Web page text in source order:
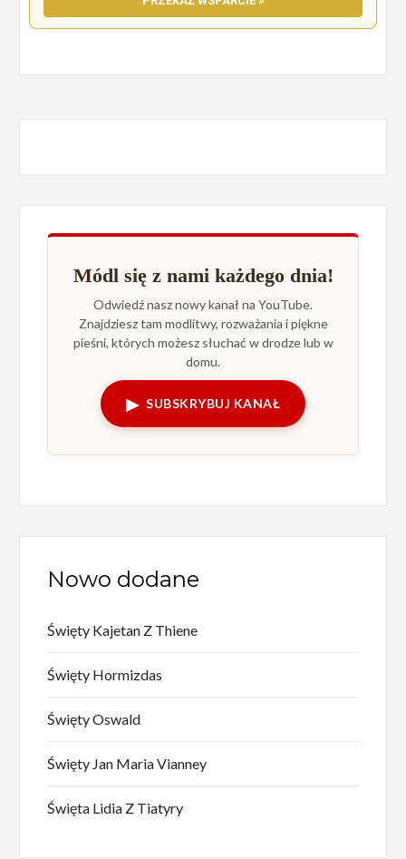
Módl się z nami każdego dnia!
Odwiedź nasz nowy kanał na YouTube.
Znajdziesz tam modlitwy, rozważania i piękne
pieśni, których możesz słuchać w drodze lub w
domu.
▶ SUBSKRYBUJ KANAŁ
Nowo dodane
Święty Kajetan Z Thiene
Święty Hormizdas
Święty Oswald
Święty Jan Maria Vianney
Święta Lidia Z Tiatyry